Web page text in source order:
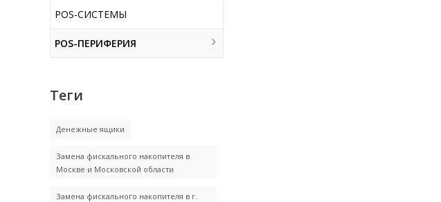
POS-СИСТЕМЫ
POS-ПЕРИФЕРИЯ
Теги
Денежные ящики
Замена фискального накопителя в
Москве и Московской области
Замена фискального накопителя в г.